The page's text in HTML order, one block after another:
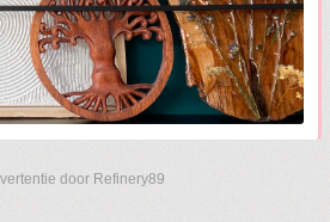
door Refinery89